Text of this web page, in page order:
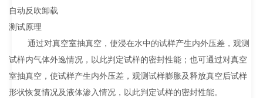
自动反吹卸载
测试原理
通过对真空室抽真空，使浸在水中的试样产生内外压差，观测
试样内气体外逸情况，以此判定试样的密封性能；也可通过对真空
室抽真空，使试样产生内外压差，观测试样膨胀及释放真空后试样
形状恢复情况及液体渗入情况，以此判定试样的密封性能。